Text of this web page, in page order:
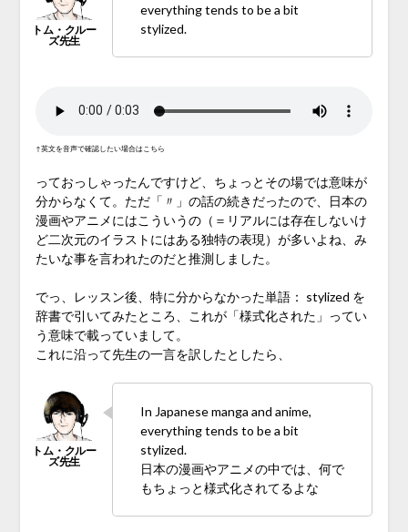
everything tends to be a bit
stylized.
↑英文を音声で確認したい場合はこちら
っておっしゃったんですけど、ちょっとその場では意味が
分からなくて。ただ「〃」の話の続きだったので、日本の
漫画やアニメにはこういうの（＝リアルには存在しないけ
ど二次元のイラストにはある独特の表現）が多いよね、み
たいな事を言われたのだと推測しました。
でっ、レッスン後、特に分からなかった単語： stylized を
辞書で引いてみたところ、これが「様式化された」ってい
う意味で載っていまして。
これに沿って先生の一言を訳したとしたら、
In Japanese manga and anime,
everything tends to be a bit
stylized.
日本の漫画やアニメの中では、何で
もちょっと様式化されてるよな